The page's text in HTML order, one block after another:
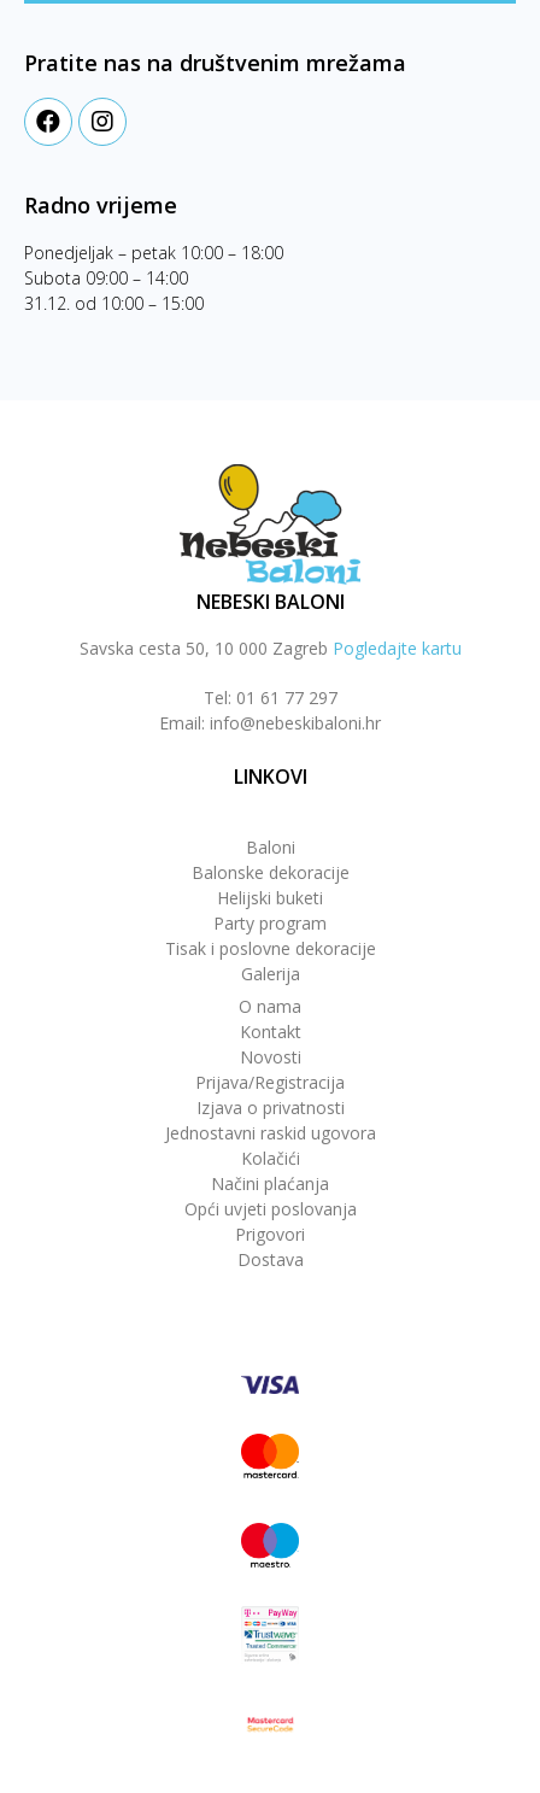
Pratite nas na društvenim mrežama
Radno vrijeme
Ponedjeljak – petak 10:00 – 18:00
Subota 09:00 – 14:00
31.12. od 10:00 – 15:00
NEBESKI BALONI
Savska cesta 50, 10 000 Zagreb Pogledajte kartu
Tel: 01 61 77 297
Email: info@nebeskibaloni.hr
LINKOVI
Baloni
Balonske dekoracije
Helijski buketi
Party program
Tisak i poslovne dekoracije
Galerija
O nama
Kontakt
Novosti
Prijava/Registracija
Izjava o privatnosti
Jednostavni raskid ugovora
Kolačići
Načini plaćanja
Opći uvjeti poslovanja
Prigovori
Dostava